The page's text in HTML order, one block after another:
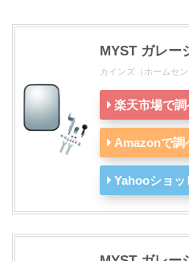
MYST ガレー
カインズ（ホームセン
楽天市場で調
Amazonで調
Yahooショッ